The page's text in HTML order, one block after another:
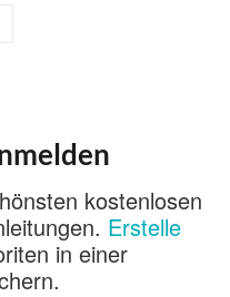
kostenlosen
Erstelle
in einer